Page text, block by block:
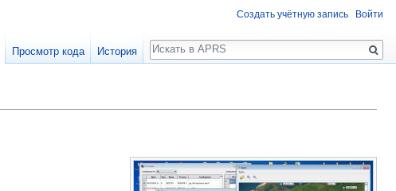
Создать учётную запись Войти
Просмотр кода История
Поиск